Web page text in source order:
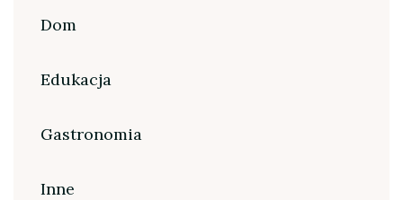
Dom
Edukacja
Gastronomia
Inne